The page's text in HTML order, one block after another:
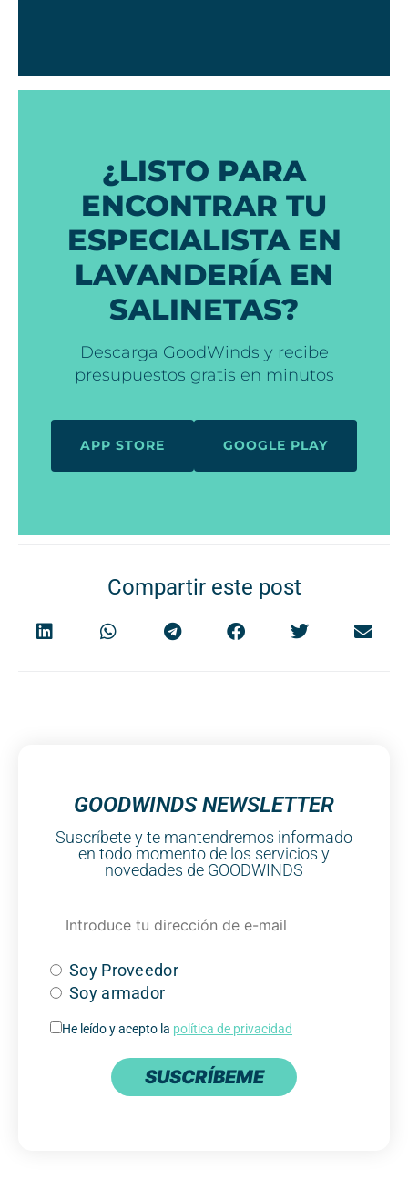
¿LISTO PARA
ENCONTRAR TU
ESPECIALISTA EN
LAVANDERÍA EN
SALINETAS?
Descarga GoodWinds y recibe
presupuestos gratis en minutos
APP STORE GOOGLE PLAY
Compartir este post
GOODWINDS NEWSLETTER
Suscríbete y te mantendremos informado
en todo momento de los servicios y
novedades de GOODWINDS
Soy Proveedor
Soy armador
He leído y acepto la política de privacidad
SUSCRÍBEME